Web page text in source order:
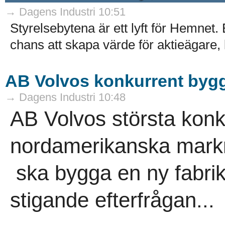
→ Dagens Industri 10:51
Styrelsebytena är ett lyft för
chans att skapa värde för
AB Volvos konkurrent
→ Dagens Industri 10:48
AB Volvos största
nordamerikanska
ska bygga en ny
stigande efterfrågan...